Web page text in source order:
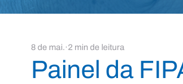
Painel da
8 de mai. 2 min de leitura